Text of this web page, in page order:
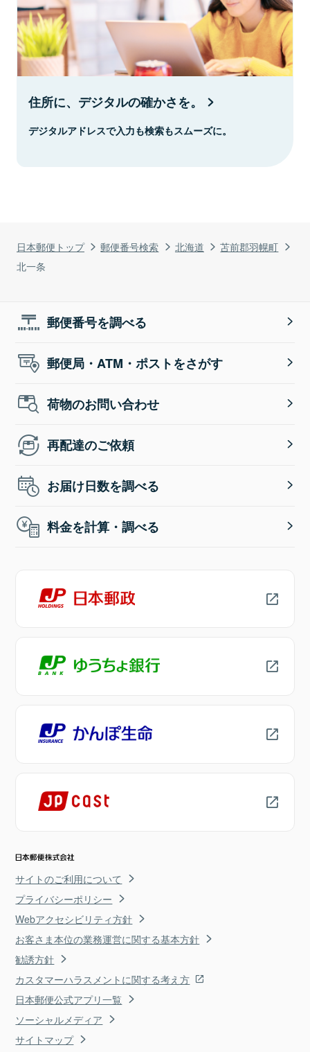
日本郵便トップ 郵便番号検索 北海道
苫前郡羽幌町
北一条
住所に、デジタルの確かさを。
デジタルアドレスで入力も検索もスムーズに。
郵便番号を調べる
郵便局・ATM・ポストをさがす
荷物のお問い合わせ
再配達のご依頼
お届け日数を調べる
料金を計算・調べる
サイトのご利用について
プライバシーポリシー
Webアクセシビリティ方針
お客さま本位の業務運営に関する基本方針
勧誘方針
カスタマーハラスメントに関する考え方
日本郵便公式アプリ一覧
ソーシャルメディア
サイトマップ